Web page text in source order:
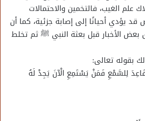
علم الغيب، فالتخمين والاحتمالات
يؤدي أحيانًا إلى إصابة جزئية، كما أن
الأخبار قبل بعثة النبي ﷺ ثم تخلط
بقوله تعالى:
لِلسَّمْعِ فَمَنْ يَسْتَمِعِ الْآنَ يَجِدْ لَهُ